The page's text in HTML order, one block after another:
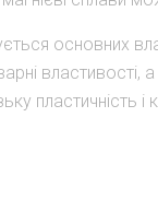
основних
пластичність і